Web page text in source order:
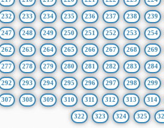
232 233 234 235 236 237 238 239
247 248 249 250 251 252 253 254
262 263 264 265 266 267 268 269
277 278 279 280 281 282 283 284
292 293 294 295 296 297 298 299
307 308 309 310 311 312 313 314
322 323 324 325